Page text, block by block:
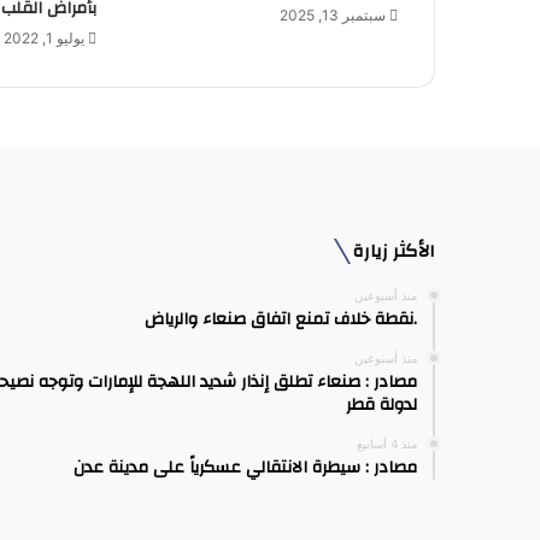
ي سبتمبر 13, 2025 بأمراض القلب
يوليو 1, 2022
الأكثر زيارة
منذ أسبوعين
.نقطة خلاف تمنع اتفاق صنعاء والرياض
منذ أسبوعين
مصادر : صنعاء تطلق إنذار شديد اللهجة للإمارات وتوجه
لدولة قطر
منذ 4 أسابيع
مصادر : سيطرة الانتقالي عسكرياً على مدينة عدن